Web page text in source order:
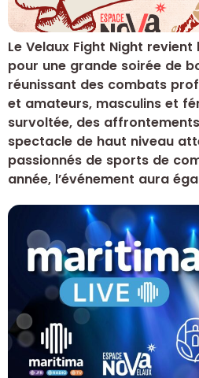
Le Velaux Fight Night revient
pour une grande soirée de
réunissant des combats
et amateurs, masculins et
survoltée, des
spectacle de haut niveau
passionnés de sports de
année, l’événement aura